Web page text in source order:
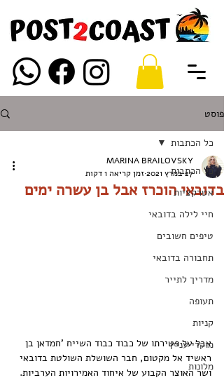
פוסט
כל הכתבות
אטרקציות
חיי לילה בדובאי
טיפים חשובים
תחבורה בדובאי
מדריך לתייר
תעופה
קניות
מוקדי עניין
מלונות
כל הכתבות
בדובאי הוכרז אבל בן עשרה ימים
MARINA BRAILOVSKY
27 במרץ 2021
זמן קריאה 1 דקות
אבל על פטירתו של כבוד כבוד השייח 'חמדאן בן
ראשיד אל מקטום, חבר השושלת השולטת בדובאי
ושר האוצר הקבוע של איחוד האמירויות הערביות.